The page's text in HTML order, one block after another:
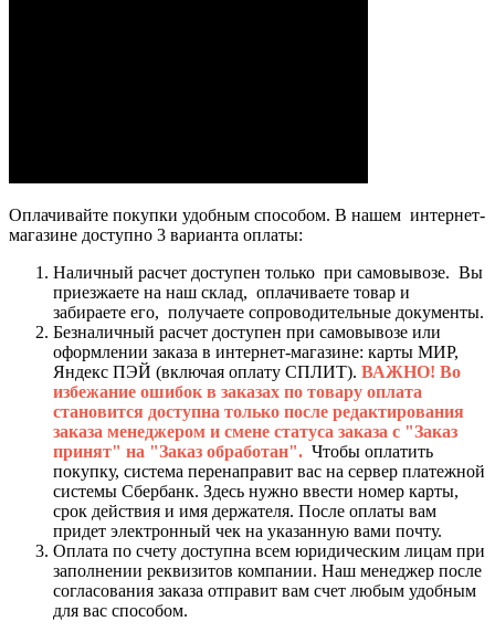
Оплачивайте покупки удобным способом. В нашем интернет-
магазине доступно 3 варианта оплаты:
Наличный расчет доступен только при самовывозе. Вы
приезжаете на наш склад, оплачиваете товар и
забираете его, получаете сопроводительные документы.
Безналичный расчет доступен при самовывозе или
оформлении заказа в интернет-магазине: карты МИР,
Яндекс ПЭЙ (включая оплату СПЛИТ). ВАЖНО! Во
избежание ошибок в заказах по товару оплата
становится доступна только после редактирования
заказа менеджером и смене статуса заказа с "Заказ
принят" на "Заказ обработан". Чтобы оплатить
покупку, система перенаправит вас на сервер платежной
системы Сбербанк. Здесь нужно ввести номер карты,
срок действия и имя держателя. После оплаты вам
придет электронный чек на указанную вами почту.
Оплата по счету доступна всем юридическим лицам при
заполнении реквизитов компании. Наш менеджер после
согласования заказа отправит вам счет любым удобным
для вас способом.